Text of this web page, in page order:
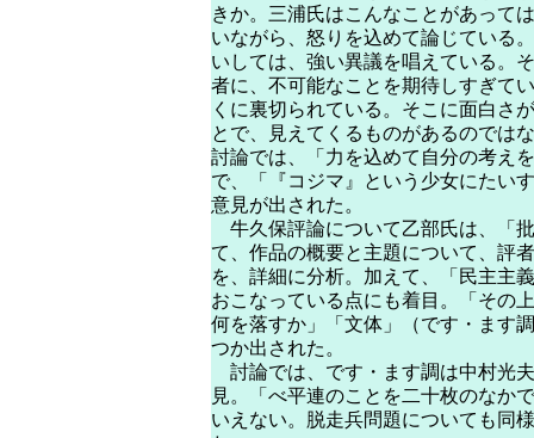
きか。三浦氏はこんなことがあって
いながら、怒りを込めて論じている
いしては、強い異議を唱えている。
者に、不可能なことを期待しすぎて
くに裏切られている。そこに面白さ
とで、見えてくるものがあるのでは
討論では、「力を込めて自分の考え
で、「『コジマ』という少女にたい
意見が出された。
牛久保評論について乙部氏は、「
て、作品の概要と主題について、評
を、詳細に分析。加えて、「民主主
おこなっている点にも着目。「その
何を落すか」「文体」（です・ます
つか出された。
討論では、です・ます調は中村光
見。「べ平連のことを二十枚のなか
いえない。脱走兵問題についても同